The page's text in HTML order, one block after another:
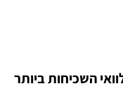
השכיחות ביותר